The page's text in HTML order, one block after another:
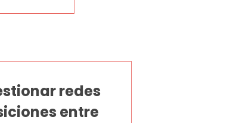
redes
entre